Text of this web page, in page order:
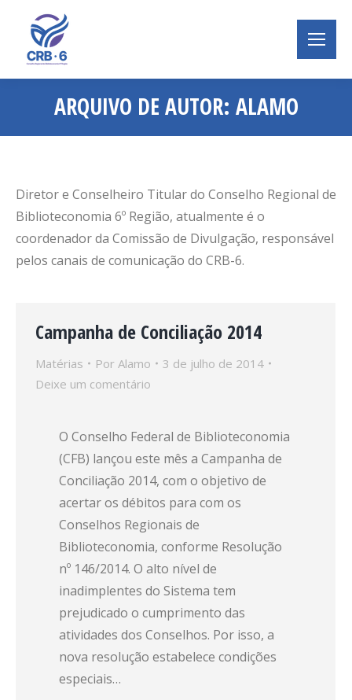
ARQUIVO DE AUTOR: ALAMO
Você está aqui:
Diretor e Conselheiro Titular do Conselho Regional de
Biblioteconomia 6º Região, atualmente é o
coordenador da Comissão de Divulgação, responsável
pelos canais de comunicação do CRB-6.
Campanha de Conciliação 2014
Matérias Por Alamo
3 de julho de 2014
Deixe um comentário
O Conselho Federal de Biblioteconomia
(CFB) lançou este mês a Campanha de
Conciliação 2014, com o objetivo de
acertar os débitos para com os
Conselhos Regionais de
Biblioteconomia, conforme Resolução
nº 146/2014. O alto nível de
inadimplentes do Sistema tem
prejudicado o cumprimento das
atividades dos Conselhos. Por isso, a
nova resolução estabelece condições
especiais…